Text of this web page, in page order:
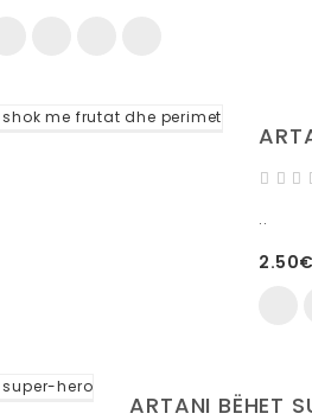
..
2.50€
ARTANI BËHET